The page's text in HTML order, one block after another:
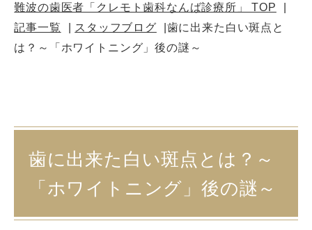
難波の歯医者「クレモト歯科なんば診療所」 TOP
記事一覧
スタッフブログ
歯に出来た白い斑点と
は？～「ホワイトニング」後の謎～
歯に出来た白い斑点とは？～
「ホワイトニング」後の謎～